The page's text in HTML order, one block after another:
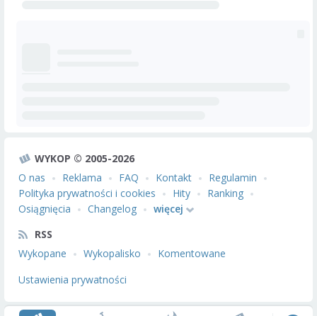
WYKOP © 2005-2026
O nas
Reklama FAQ Kontakt
Regulamin
Polityka prywatności i cookies
Hity
Ranking
Osiągnięcia
Changelog
więcej
RSS
Wykopane
Wykopalisko
Komentowane
Ustawienia prywatności